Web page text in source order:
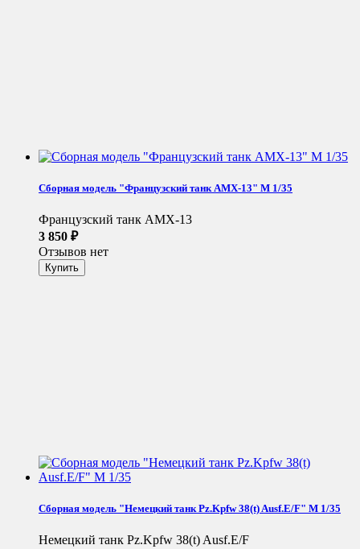
Сборная модель "Французский танк AMX-13" М 1/35
Французский танк AMX-13
3 850 ₽
Отзывов нет
Сборная модель "Немецкий танк Pz.Kpfw 38(t) Ausf.E/F" М 1/35
Немецкий танк Pz.Kpfw 38(t) Ausf.E/F